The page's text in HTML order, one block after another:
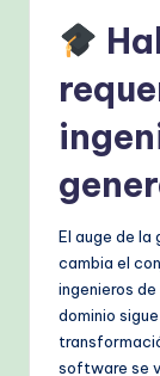
El auge de
cambia el
ingenieros
dominio
software se